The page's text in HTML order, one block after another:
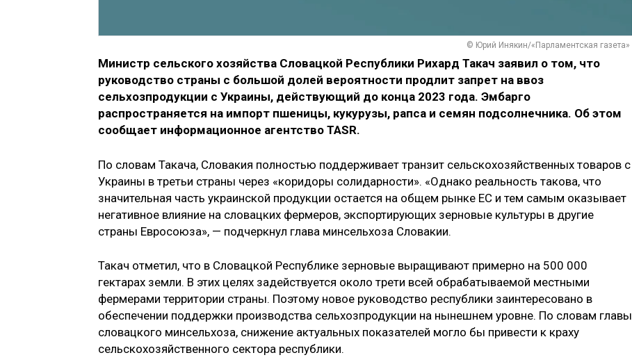
© Юрий Инякин/«Парламентская газета»
Министр сельского хозяйства Словацкой Республики Рихард Такач заявил о том, что
руководство страны с большой долей вероятности продлит запрет на ввоз
сельхозпродукции с Украины, действующий до конца 2023 года. Эмбарго
распространяется на импорт пшеницы, кукурузы, рапса и семян подсолнечника. Об этом
сообщает информационное агентство TASR.
По словам Такача, Словакия полностью поддерживает транзит сельскохозяйственных товаров с
Украины в третьи страны через «коридоры солидарности». «Однако реальность такова, что
значительная часть украинской продукции остается на общем рынке ЕС и тем самым оказывает
негативное влияние на словацких фермеров, экспортирующих зерновые культуры в другие
страны Евросоюза», — подчеркнул глава минсельхоза Словакии.
Такач отметил, что в Словацкой Республике зерновые выращивают примерно на 500 000
гектарах земли. В этих целях задействуется около трети всей обрабатываемой местными
фермерами территории страны. Поэтому новое руководство республики заинтересовано в
обеспечении поддержки производства сельхозпродукции на нынешнем уровне. По словам главы
словацкого минсельхоза, снижение актуальных показателей могло бы привести к краху
сельскохозяйственного сектора республики.